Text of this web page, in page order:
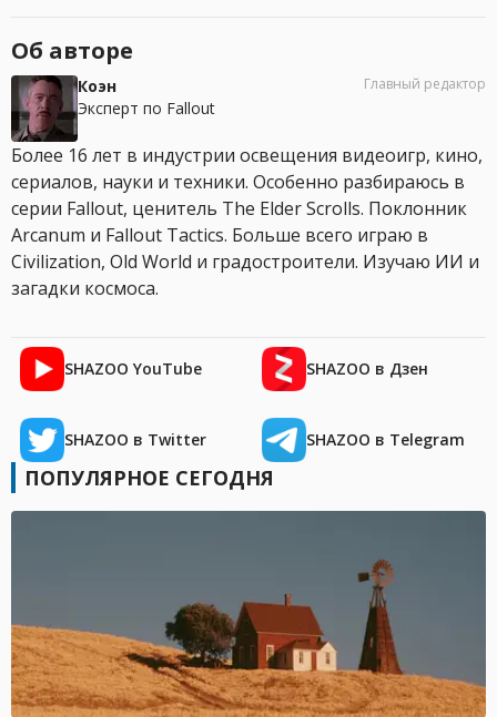
Об авторе
Коэн
Эксперт по Fallout
Главный редактор
Более 16 лет в индустрии освещения видеоигр, кино,
сериалов, науки и техники. Особенно разбираюсь в
серии Fallout, ценитель The Elder Scrolls. Поклонник
Arcanum и Fallout Tactics. Больше всего играю в
Civilization, Old World и градостроители. Изучаю ИИ и
загадки космоса.
SHAZOO YouTube SHAZOO в Дзен
SHAZOO в Twitter SHAZOO в Telegram
ПОПУЛЯРНОЕ СЕГОДНЯ